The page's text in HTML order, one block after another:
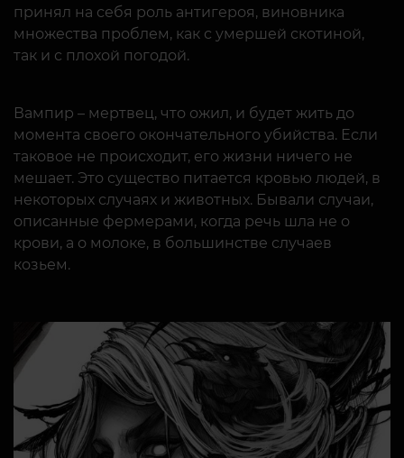
принял на себя роль антигероя, виновника
множества проблем, как с умершей скотиной,
так и с плохой погодой.
Вампир – мертвец, что ожил, и будет жить до
момента своего окончательного убийства. Если
таковое не происходит, его жизни ничего не
мешает. Это существо питается кровью людей, в
некоторых случаях и животных. Бывали случаи,
описанные фермерами, когда речь шла не о
крови, а о молоке, в большинстве случаев
козьем.